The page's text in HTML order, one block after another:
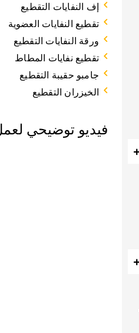
إف النفايات التقطيع
تقطيع النفايات العضوية
ورقة النفايات التقطيع
تقطيع نفايات المطاط
جامبو حقيبة التقطيع
الخيزران التقطيع
فيديو توضيحي